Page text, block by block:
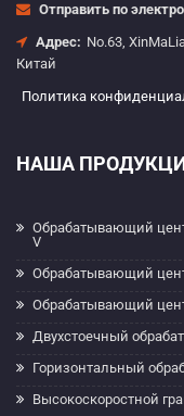
Отправить по
Адрес: No.63,
Китай
Политика
НАША
Обрабатывающий
V
Обрабатывающий
Обрабатывающий
Двухстоечный
Горизонтальный
Высокоскоростной